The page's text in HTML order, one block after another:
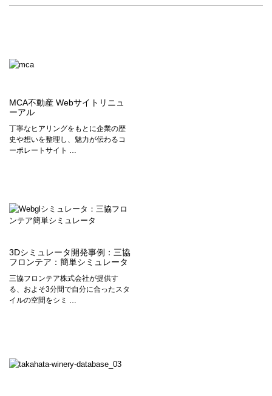
MCA不動産 Webサイトリニュ
ーアル
丁寧なヒアリングをもとに企業の歴
史や想いを整理し、魅力が伝わるコ
ーポレートサイト …
3Dシミュレータ開発事例：三協
フロンテア：簡単シミュレータ
三協フロンテア株式会社が提供す
る、およそ3分間で自分に合ったスタ
イルの空間をシミ …